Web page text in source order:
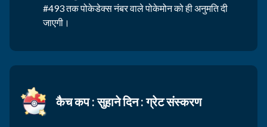
#493 तक पोकेडेक्स नंबर वाले पोकेमोन को ही अनुमति दी
जाएगी।
कैच कप : सुहाने दिन : ग्रेट संस्करण